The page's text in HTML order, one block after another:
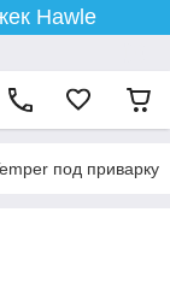
Hawle
под приварку